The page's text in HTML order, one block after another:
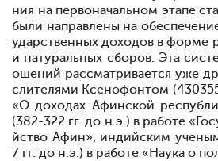
ния на первоначальном этапе
были направлены на
ударственных доходов в форме
и натуральных сборов. Эта
ошений рассматривается уже
слителями Ксенофонтом (430
«О доходах Афинской
(382-322 гг. до н.э.) в работе
йство Афин», индийским
7 гг. до н.э.) в работе «Наука о